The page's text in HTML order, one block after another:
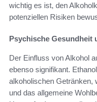
wichtig es ist, den
potenziellen Risiken
Psychische Gesundheit
Der Einfluss von Alkohol
ebenso signifikant.
alkoholischen Getränken,
und das allgemeine